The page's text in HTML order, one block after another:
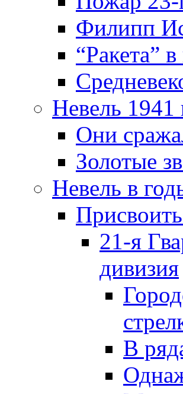
Филипп
“Ракета”
Невель 1941
Они
Золотые
Невель в
21-я
дивизия
В